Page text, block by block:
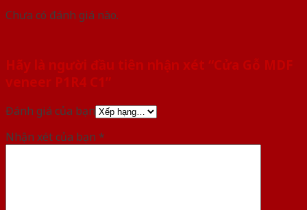
Chưa có đánh giá nào.
Hãy là người đầu tiên nhận xét “Cửa Gỗ MDF
veneer P1R4 C1”
Đánh giá của bạn
Nhận xét của bạn *